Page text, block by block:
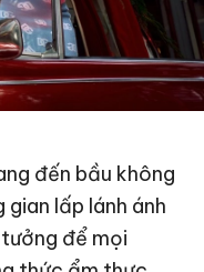
đến bầu không
lấp lánh ánh
để mọi